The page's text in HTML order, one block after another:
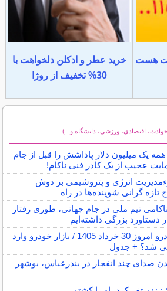
هست
خرید عطر و ادکلن دلخواهت با
30% تخفیف از روژا
اقتصادی، ورزشی، دانشگاه و...)
همه یک میلیون دلار پاداشش را قبل از جام
عجیب از یک کادر فنی ناکام!
انرژی و پتروشیمی بر دوش
تازه گرانی شوینده‌ها در راه
تیم ملی در جام جهانی، طوری رفتار
دستاورد بزرگی داشته‌ایم
قیمت خودرو امروز 30 خرداد 1405 / بازار خودرو وارد
شد؟ + جدول
صدای چند انفجار در بندرعباس، بوشهر